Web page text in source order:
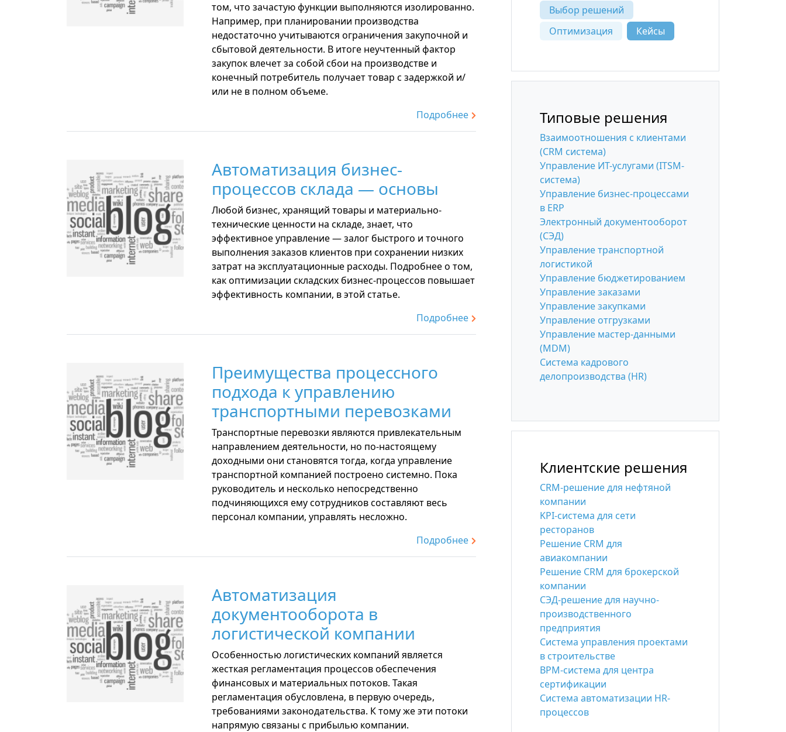
том, что зачастую функции выполняются изолированно.
Например, при планировании производства
недостаточно учитываются ограничения закупочной и
сбытовой деятельности. В итоге неучтенный фактор
закупок влечет за собой сбои на производстве и
конечный потребитель получает товар с задержкой и/
или не в полном объеме.
Подробнее
Автоматизация бизнес-
процессов склада — основы
Любой бизнес, хранящий товары и материально-
технические ценности на складе, знает, что
эффективное управление — залог быстрого и точного
выполнения заказов клиентов при сохранении низких
затрат на эксплуатационные расходы. Подробнее о том,
как оптимизации складских бизнес-процессов повышает
эффективность компании, в этой статье.
Подробнее
Преимущества процессного
подхода к управлению
транспортными перевозками
Транспортные перевозки являются привлекательным
направлением деятельности, но по-настоящему
доходными они становятся тогда, когда управление
транспортной компанией построено системно. Пока
руководитель и несколько непосредственно
подчиняющихся ему сотрудников составляют весь
персонал компании, управлять несложно.
Подробнее
Автоматизация
документооборота в
логистической компании
Особенностью логистических компаний является
жесткая регламентация процессов обеспечения
финансовых и материальных потоков. Такая
регламентация обусловлена, в первую очередь,
требованиями законодательства. К тому же эти потоки
напрямую связаны с прибылью компании.
Выбор решений
Оптимизация
Кейсы
Типовые решения
Взаимоотношения с клиентами
(CRM система)
Управление ИТ-услугами (ITSM-
система)
Управление бизнес-процессами
в ERP
Электронный документооборот
(СЭД)
Управление транспортной
логистикой
Управление бюджетированием
Управление заказами
Управление закупками
Управление отгрузками
Управление мастер-данными
(MDM)
Система кадрового
делопроизводства (HR)
Клиентские решения
CRM-решение для нефтяной
компании
KPI-система для сети
ресторанов
Решение CRM для
авиакомпании
Решение CRM для брокерской
компании
СЭД-решение для научно-
производственного
предприятия
Система управления проектами
в строительстве
BPM-система для центра
сертификации
Система автоматизации HR-
процессов